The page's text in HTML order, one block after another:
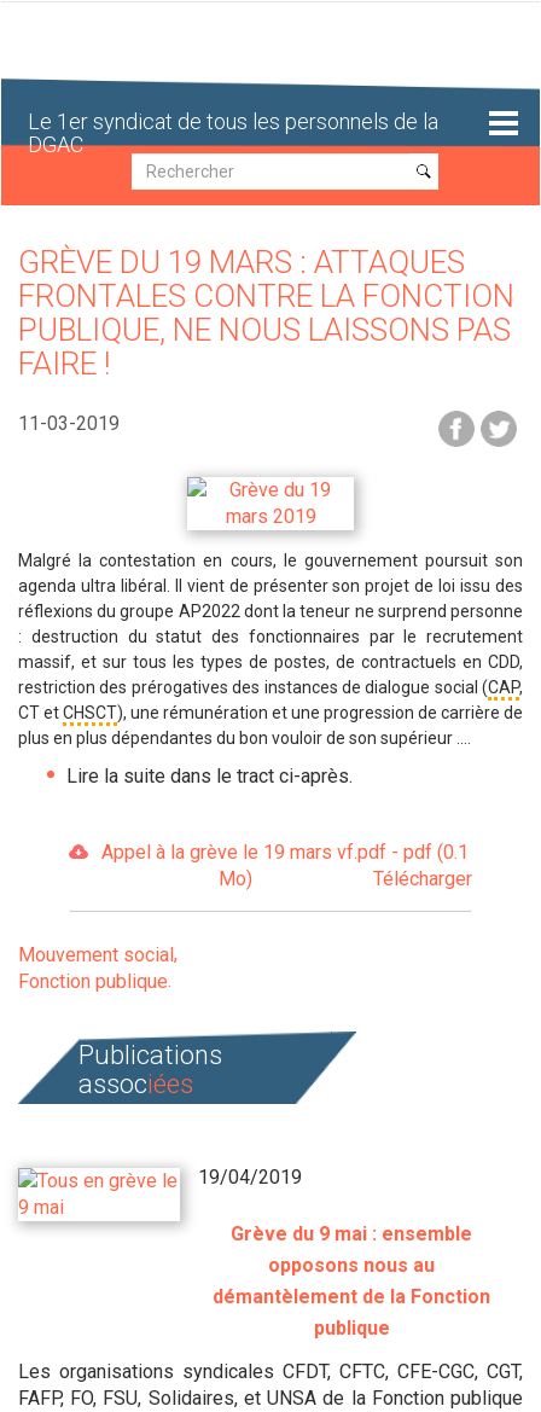
Le 1er syndicat de tous les personnels de la
DGAC
Recherche
Recherche
GRÈVE DU 19 MARS : ATTAQUES
FRONTALES CONTRE LA FONCTION
PUBLIQUE, NE NOUS LAISSONS PAS
FAIRE !
11-03-2019
Malgré la contestation en cours, le gouvernement poursuit son
agenda ultra libéral. Il vient de présenter son projet de loi issu des
réflexions du groupe AP2022 dont la teneur ne surprend personne
: destruction du statut des fonctionnaires par le recrutement
massif, et sur tous les types de postes, de contractuels en CDD,
restriction des prérogatives des instances de dialogue social (CAP,
CT etCHSCT), une rémunération et une progression de carrière de
plus en plus dépendantes du bon vouloir de son supérieur ….
Lire la suite dans le tract ci-après.
Appel à la grève le 19 mars vf.pdf - pdf (0.1
Mo)
Télécharger
Mouvement social
Fonction publique
Publications
associées
19/04/2019
Grève du 9 mai : ensemble
opposons nous au
démantèlement de la Fonction
publique
Les organisations syndicales CFDT, CFTC, CFE-CGC, CGT,
FAFP, FO, FSU, Solidaires, et UNSA de la Fonction publique